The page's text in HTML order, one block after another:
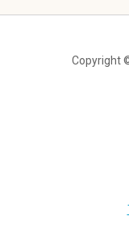
Copyright